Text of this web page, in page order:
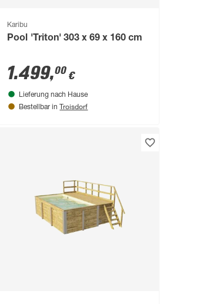
Karibu
Pool 'Triton' 303 x 69 x 160 cm
1.499,00 €
Lieferung nach Hause
Bestellbar in Troisdorf